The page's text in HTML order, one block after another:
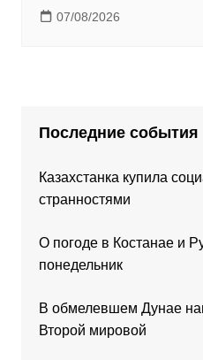
07/08/2026
Последние события
Казахстанка купила
странностями
О погоде в Костанае и
понедельник
В обмелевшем Дунае
Второй мировой